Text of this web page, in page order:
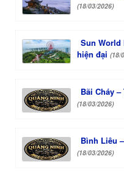
(18/03/2026)
Sun
hiện đại (18/
Bãi Cháy
(18/03/2026)
Bình Liêu
(18/03/2026)